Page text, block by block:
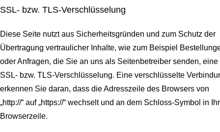
SSL- bzw. TLS-Verschlüsselung
Diese Seite nutzt aus Sicherheitsgründen und zum Schutz der
Übertragung vertraulicher Inhalte, wie zum Beispiel
oder Anfragen, die Sie an uns als Seitenbetreiber senden, eine
SSL- bzw. TLS-Verschlüsselung. Eine verschlüsselte
erkennen Sie daran, dass die Adresszeile des Browsers von
„http://“ auf „https://“ wechselt und an dem Schloss-Symbol in
Browserzeile.